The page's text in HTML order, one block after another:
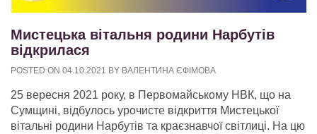
Мистецька вітальня родини Нарбутів
відкрилася
POSTED ON 04.10.2021 BY ВАЛЕНТИНА ЄФІМОВА
25 вересня 2021 року, в Первомайському НВК, що на
Сумщині, відбулось урочисте відкриття Мистецької
вітальні родини Нарбутів та краєзнавчої світлиці. На цю